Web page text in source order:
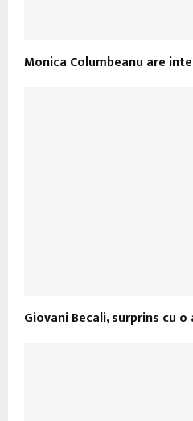
Monica Columbeanu are
Giovani Becali, surprins cu